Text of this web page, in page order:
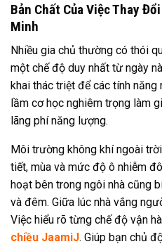
Bản Chất Của Việc Thay
Minh
Nhiều gia chủ thường có thói
một chế độ duy nhất từ ngày
khai thác triệt để các tính
lầm cơ học nghiêm trọng làm
lãng phí năng lượng.
Môi trường không khí ngoài
tiết, mùa và mức độ ô nhiễm
hoạt bên trong ngôi nhà cũng
và đêm. Giữa lúc nhà vắng
Việc hiểu rõ từng chế độ vận
chiều JaamiJ. Giúp bạn chủ